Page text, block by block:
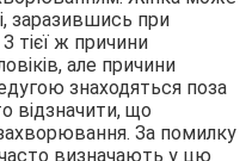
заразившись при
тієї ж причини
але причини
знаходяться поза
відзначити, що
За помилку
визначають у цю